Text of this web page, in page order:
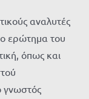
αναλυτές
ερώτημα του
όπως και
γνωστός